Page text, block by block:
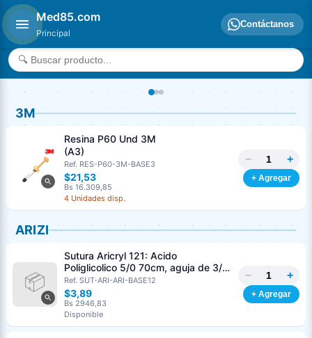
Med85.com
Principal
Contáctanos
3M
Resina P60 Und 3M
(A3)
Ref. RES-P60-3M-BASE3
$21,53
Bs 16.309,85
4 Unidades disp.
− +
+ Agregar
ARIZI
Sutura Aricryl 121: Acido
Poliglicolico 5/0 70cm, aguja de 3/8
Corte Inverso 19mm Und ARIZI
Absorbible
Ref. SUT-ARI-ARI-BASE12
$3,89
Bs 2946,83
Disponible
− +
+ Agregar